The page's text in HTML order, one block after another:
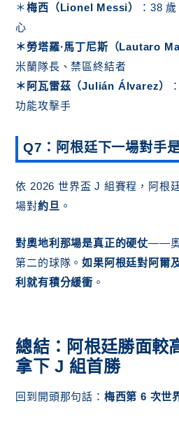
＊梅西（Lionel Messi）
：38
心
＊勞塔羅·馬丁尼斯（Lautaro
米蘭隊長、禁區終結者
＊阿瓦雷茲（Julián Álvarez）
功能攻擊手
Q7：阿根廷下一場對手
依 2026 世界盃 J 組賽程，阿根
場對約旦 。
對奧地利那場是真正的硬仗——奧
第二的球隊。如果阿根廷對阿爾
利就有積分緩衝 。
總結：阿根廷勝面較
拿下 J 組首勝
回到開頭那句話： 梅西第 6 次世